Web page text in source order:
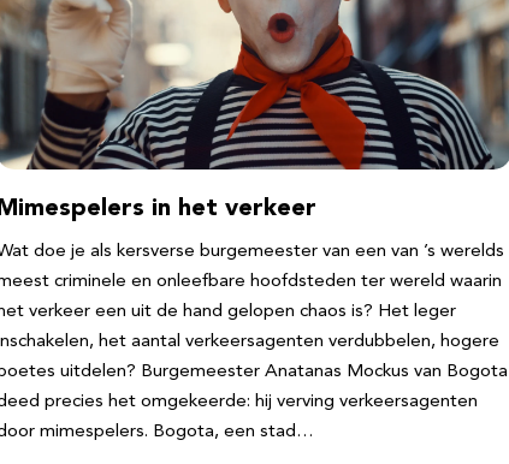
in het verkeer
doe je als kersverse burgemeester van een van ’s werelds
criminele en onleefbare hoofdsteden ter wereld waarin
verkeer een uit de hand gelopen chaos is? Het leger
het aantal verkeersagenten verdubbelen, hogere
uitdelen? Burgemeester Anatanas Mockus van Bogota
precies het omgekeerde: hij verving verkeersagenten
mimespelers. Bogota, een stad…